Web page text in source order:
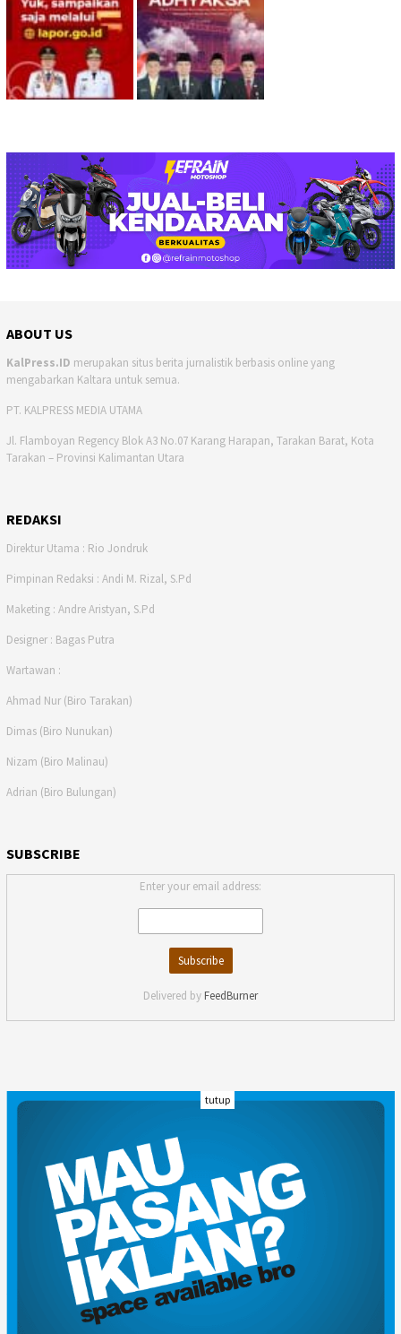
ABOUT US
KalPress.ID merupakan situs berita jurnalistik berbasis online yang
mengabarkan Kaltara untuk semua.
PT. KALPRESS MEDIA UTAMA
Jl. Flamboyan Regency Blok A3 No.07 Karang Harapan, Tarakan Barat, Kota
Tarakan – Provinsi Kalimantan Utara
REDAKSI
Direktur Utama : Rio Jondruk
Pimpinan Redaksi : Andi M. Rizal, S.Pd
Maketing : Andre Aristyan, S.Pd
Designer : Bagas Putra
Wartawan :
Ahmad Nur (Biro Tarakan)
Dimas (Biro Nunukan)
Nizam (Biro Malinau)
Adrian (Biro Bulungan)
SUBSCRIBE
Enter your email address:
Delivered by FeedBurner
INDEKS
KARIR
REDAKSI
PRIVACY POLICY
DISCLAIMER
TENTANG KAMI
KONTAK KAMI
FORM PENGADUAN
PEDOMAN MEDIA SIBER
tutup